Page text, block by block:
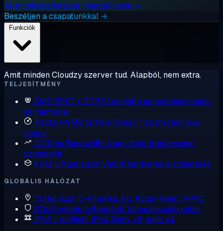
AI-munkaterhelések megtekintése →
Beszéljen a csapatunkkal →
Amit minden Cloudzy szerver tud. Alapból, nem extra.
TELJESÍTMÉNY
AMD EPYC + DDR5 Legújabb generációs magok
és memória
Tiszta NVMe tárhelySoha nincs mechanikus
lemez
10 Gbps Bandwidth Nagy átviteli sebességű
csomagok
KVM virtualizáció Valódi hardveres elszigetelés
GLOBÁLIS HÁLÓZAT
13 Helyszín É-Amerika, EU, Közel-Kelet, APAC
DDoS védelem Beépített támadáscsökkentés
IPv6 + dedikált IPv4 Natív v6, saját v4